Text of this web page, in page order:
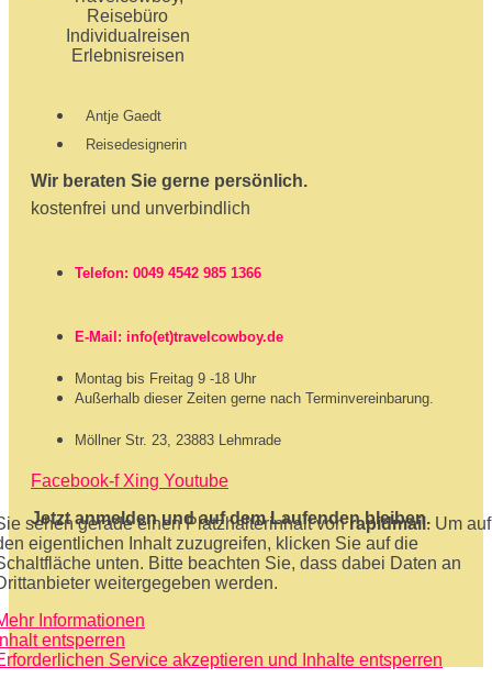
Antje Gaedt
Reisedesignerin
Wir beraten Sie gerne persönlich.
kostenfrei und unverbindlich
Telefon: 0049 4542 985 1366
E-Mail: info(et)travelcowboy.de
Montag bis Freitag 9 -18 Uhr
Außerhalb dieser Zeiten gerne nach Terminvereinbarung.
Möllner Str. 23, 23883 Lehmrade
Facebook-f Xing Youtube
Jetzt anmelden und auf dem Laufenden bleiben.
sehen gerade einen Platzhalterinhalt vonrapidmail . Um auf
eigentlichen Inhalt zuzugreifen, klicken Sie auf die
unten. Bitte beachten Sie, dass dabei Daten an
weitergegeben werden.
Informationen
entsperren
Service akzeptieren und Inhalte entsperren